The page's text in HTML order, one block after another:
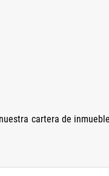
cartera de